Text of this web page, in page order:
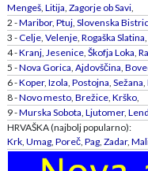
Mengeš, Litija, Zagorje ob Savi,
2 -Maribor, Ptuj, Slovenska
3 -Celje, Velenje, Rogaška Slatina,
4 -Kranj, Jesenice, Škofja Loka,
5 -Nova Gorica, Ajdovščina,
6 -Koper, Izola, Postojna, Sežana,
8 -Novo mesto, Brežice, Krško,
9 -Murska Sobota, Ljutomer,
HRVAŠKA (najbolj popularno):
Krk, Umag, Poreč, Pag, Zadar,